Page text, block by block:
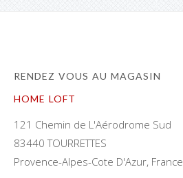
RENDEZ VOUS AU MAGASIN
HOME LOFT
121 Chemin de L'Aérodrome Sud
83440 TOURRETTES
Provence-Alpes-Cote D'Azur, France